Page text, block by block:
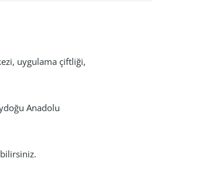
uygulama çiftliği,
Anadolu